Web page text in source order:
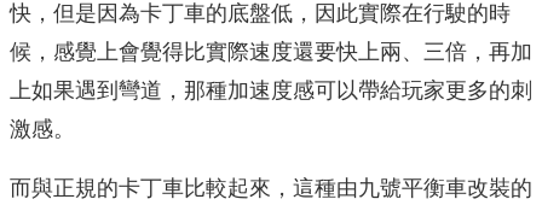
快，但是因為卡丁車的底盤低，因此實際在行駛的時
候，感覺上會覺得比實際速度還要快上兩、三倍，再加
上如果遇到彎道，那種加速度感可以帶給玩家更多的刺
激感。
而與正規的卡丁車比較起來，這種由九號平衡車改裝的